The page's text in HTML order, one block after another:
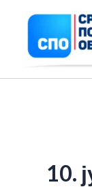
садржај
10.